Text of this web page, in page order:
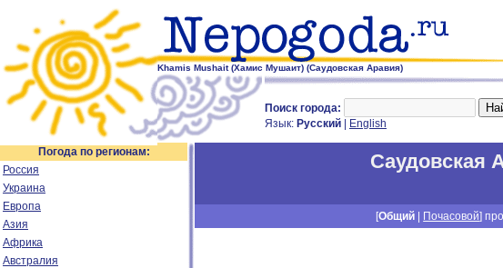
Khamis Mushait (Хамис Мушаит) (Саудовская Аравия)
Поиск города:
Язык: Русский English
Погода по регионам:
Россия
Украина
Европа
Азия
Африка
Австралия
Саудовская
[Общий Почасовой]